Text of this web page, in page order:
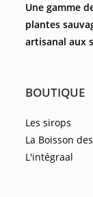
Une gamme
plantes
artisanal aux
BOUTIQUE
Les sirops
La Boisson
L'intégraal